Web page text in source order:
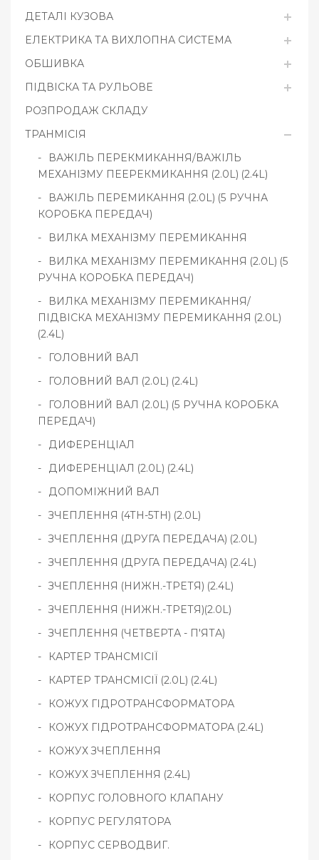
ДЕТАЛІ КУЗОВА
ЕЛЕКТРИКА ТА ВИХЛОПНА СИСТЕМА
ОБШИВКА
ПІДВІСКА ТА РУЛЬОВЕ
РОЗПРОДАЖ СКЛАДУ
ТРАНМІСІЯ
ВАЖІЛЬ ПЕРЕКМИКАННЯ/ВАЖІЛЬ
МЕХАНІЗМУ ПЕЕРЕКМИКАННЯ (2.0L) (2.4L)
ВАЖІЛЬ ПЕРЕМИКАННЯ (2.0L) (5 РУЧНА
КОРОБКА ПЕРЕДАЧ)
ВИЛКА МЕХАНІЗМУ ПЕРЕМИКАННЯ
ВИЛКА МЕХАНІЗМУ ПЕРЕМИКАННЯ (2.0L) (5
РУЧНА КОРОБКА ПЕРЕДАЧ)
ВИЛКА МЕХАНІЗМУ ПЕРЕМИКАННЯ/
ПІДВІСКА МЕХАНІЗМУ ПЕРЕМИКАННЯ (2.0L)
(2.4L)
ГОЛОВНИЙ ВАЛ
ГОЛОВНИЙ ВАЛ (2.0L) (2.4L)
ГОЛОВНИЙ ВАЛ (2.0L) (5 РУЧНА КОРОБКА
ПЕРЕДАЧ)
ДИФЕРЕНЦІАЛ
ДИФЕРЕНЦІАЛ (2.0L) (2.4L)
ДОПОМІЖНИЙ ВАЛ
ЗЧЕПЛЕННЯ (4TH-5TH) (2.0L)
ЗЧЕПЛЕННЯ (ДРУГА ПЕРЕДАЧА) (2.0L)
ЗЧЕПЛЕННЯ (ДРУГА ПЕРЕДАЧА) (2.4L)
ЗЧЕПЛЕННЯ (НИЖН.-ТРЕТЯ) (2.4L)
ЗЧЕПЛЕННЯ (НИЖН.-ТРЕТЯ)(2.0L)
ЗЧЕПЛЕННЯ (ЧЕТВЕРТА - П'ЯТА)
КАРТЕР ТРАНСМІСІЇ
КАРТЕР ТРАНСМІСІЇ (2.0L) (2.4L)
КОЖУХ ГІДРОТРАНСФОРМАТОРА
КОЖУХ ГІДРОТРАНСФОРМАТОРА (2.4L)
КОЖУХ ЗЧЕПЛЕННЯ
КОЖУХ ЗЧЕПЛЕННЯ (2.4L)
КОРПУС ГОЛОВНОГО КЛАПАНУ
КОРПУС РЕГУЛЯТОРА
КОРПУС СЕРВОДВИГ.